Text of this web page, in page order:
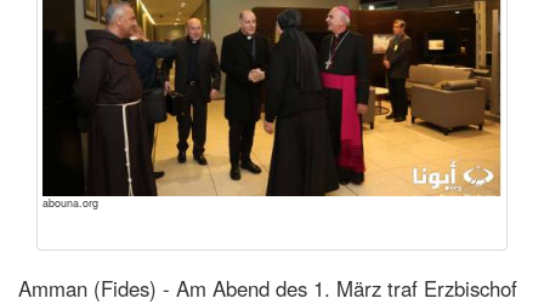
abouna.org
Amman (Fides) - Am Abend des 1. März traf Erzbischof